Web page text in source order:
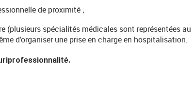
de proximité ;
(plusieurs spécialités médicales sont représentées au
d’organiser une prise en charge en hospitalisation.